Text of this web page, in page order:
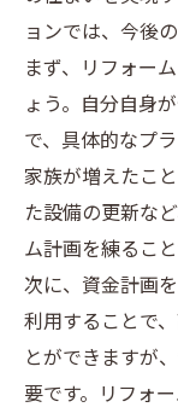
ョンでは、今後
まず、リフォー
ょう。自分自身
で、具体的なプ
家族が増えたこ
た設備の更新な
ム計画を練るこ
次に、資金計画
利用することで
とができますが
要です。リフォ